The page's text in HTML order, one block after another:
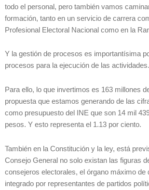
todo el personal, pero también vamos
formación, tanto en un servicio de carrera
Profesional Electoral Nacional como en la
Y la gestión de procesos es importantísima
procesos para la ejecución de las actividades.
Para ello, lo que invertimos es 163 millones
propuesta que estamos generando de las
como presupuesto del INE que son 14 mil
pesos. Y esto representa el 1.13 por ciento.
También en la Constitución y la ley, está
Consejo General no solo existan las figuras
consejeros electorales, el órgano máximo de
integrado por representantes de partidos